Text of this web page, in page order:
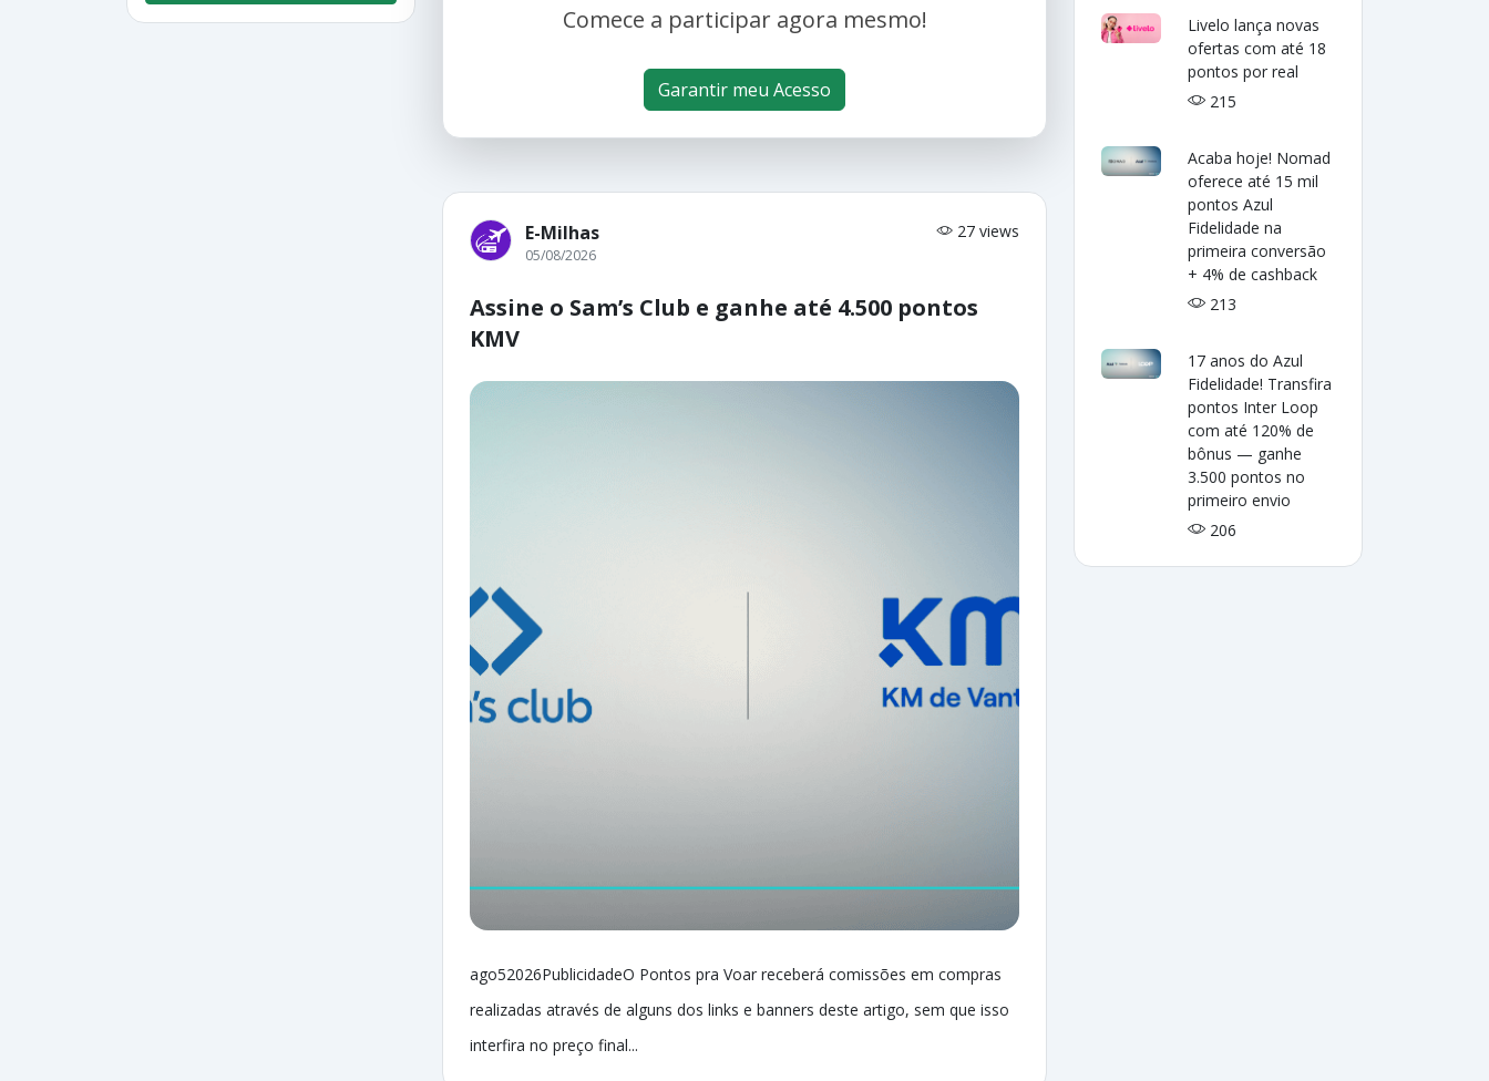
Comece a participar agora mesmo!
Garantir meu Acesso
E-Milhas 27 views
05/08/2026
Assine o Sam’s Club e ganhe até 4.500 pontos
KMV
ago52026PublicidadeO Pontos pra Voar receberá comissões em compras
realizadas através de alguns dos links e banners deste artigo, sem que isso
interfira no preço final...
Livelo lança novas
ofertas com até 18
pontos por real
215
Acaba hoje! Nomad
oferece até 15 mil
pontos Azul
Fidelidade na
primeira conversão
+ 4% de cashback
213
17 anos do Azul
Fidelidade! Transfira
pontos Inter Loop
com até 120% de
bônus — ganhe
3.500 pontos no
primeiro envio
206